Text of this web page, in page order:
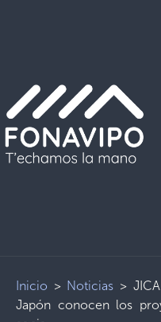
Inicio > Noticias >
Japón conocen los